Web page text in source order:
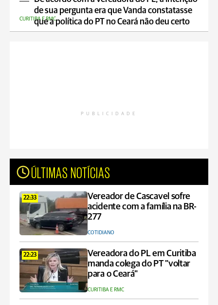
de sua pergunta era que Vanda constatasse
que a política do PT no Ceará não deu certo
CURITIBA E RMC
PUBLICIDADE
ÚLTIMAS NOTÍCIAS
22:33
Vereador de Cascavel sofre
acidente com a família na BR-
277
COTIDIANO
22:23
Vereadora do PL em Curitiba
manda colega do PT "voltar
para o Ceará"
CURITIBA E RMC